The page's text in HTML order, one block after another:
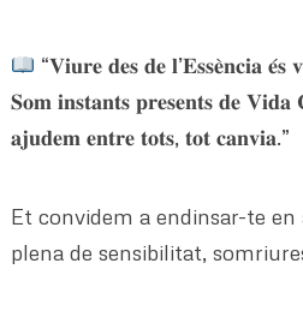
“𝐕𝐢𝐮𝐫𝐞 𝐝𝐞𝐬 𝐝𝐞 𝐥’𝐄𝐬𝐬𝐞̀𝐧𝐜𝐢𝐚 𝐞́𝐬
𝐒𝐨𝐦 𝐢𝐧𝐬𝐭𝐚𝐧𝐭𝐬 𝐩𝐫𝐞𝐬𝐞𝐧𝐭𝐬 𝐝𝐞
𝐚𝐣𝐮𝐝𝐞𝐦 𝐞𝐧𝐭𝐫𝐞 𝐭𝐨𝐭𝐬, 𝐭𝐨𝐭 𝐜𝐚𝐧𝐯𝐢𝐚.”
Et convidem a endinsar-te en
plena de sensibilitat,